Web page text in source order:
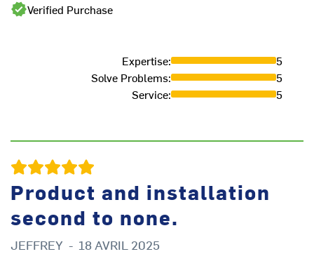
Verified Purchase
Expertise:
5
Solve Problems:
5
Service: 5
Product and installation
second to none.
JEFFREY - 18 AVRIL 2025